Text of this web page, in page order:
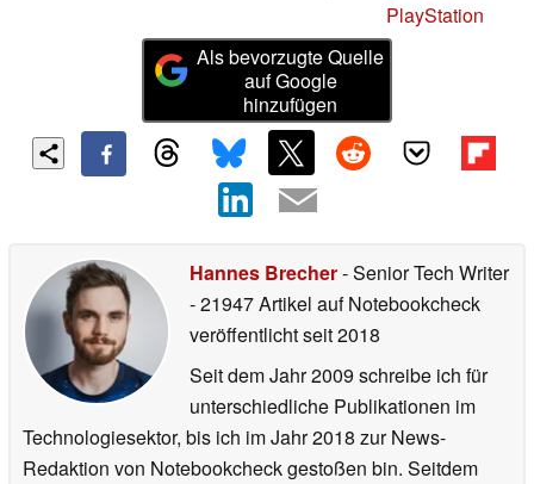
PlayStation
Als bevorzugte Quelle
auf Google
hinzufügen
Hannes Brecher- Senior Tech Writer
- 21947 Artikel auf Notebookcheck
veröffentlichtseit 2018
Seit dem Jahr 2009 schreibe ich für
unterschiedliche Publikationen im
Technologiesektor, bis ich im Jahr 2018 zur News-
Redaktion von Notebookcheck gestoßen bin. Seitdem